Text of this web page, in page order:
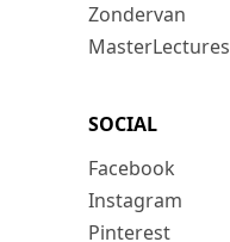
Zondervan
MasterLectures
SOCIAL
Facebook
Instagram
Pinterest